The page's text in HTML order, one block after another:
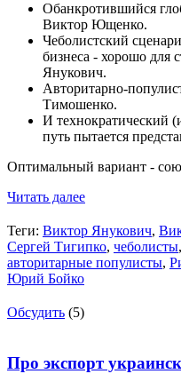
Обанкротившийся
Виктор Ющенко.
Чеболистский
бизнеса - хорошо для
Янукович.
Авторитарно-
Тимошенко.
И технократический
путь пытается
Оптимальный вариант -
Читать далее
Теги: Виктор Янукович,
Сергей Тигипко, чеболисты,
авторитарные популисты,
Юрий Бойко
Обсудить (5)
Про экспорт